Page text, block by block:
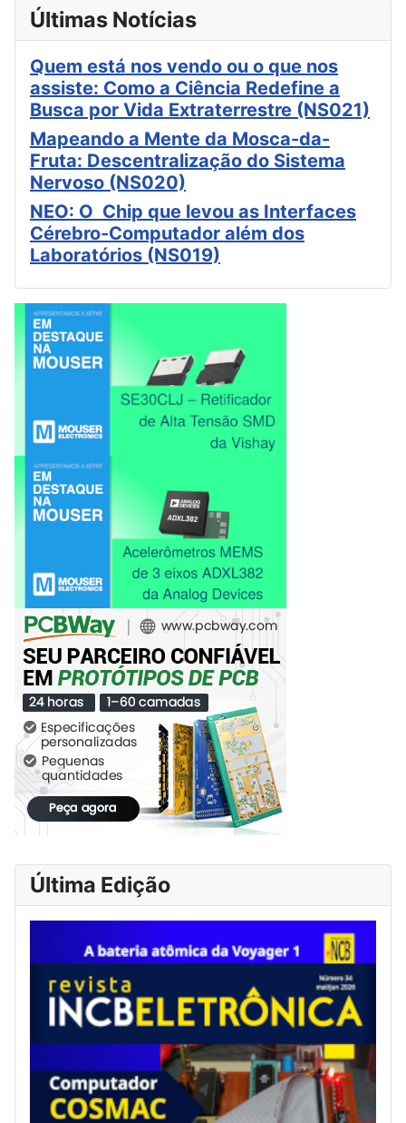
Últimas Notícias
Quem está nos vendo ou o que nos
assiste: Como a Ciência Redefine a
Busca por Vida Extraterrestre (NS021)
Mapeando a Mente da Mosca-da-
Fruta: Descentralização do Sistema
Nervoso (NS020)
NEO: O Chip que levou as Interfaces
Cérebro-Computador além dos
Laboratórios (NS019)
Última Edição